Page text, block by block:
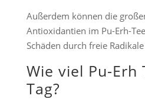
Außerdem können die
Antioxidantien im Pu-Erh-
Schäden durch freie
Wie viel Pu-Erh
Tag?